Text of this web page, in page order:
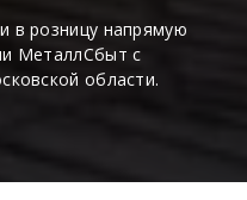
в розницу напрямую
МеталлСбыт с
области.